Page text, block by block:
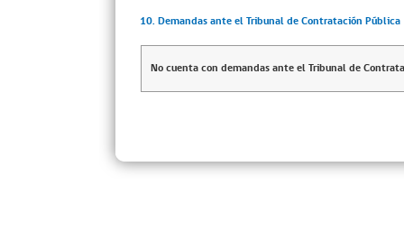
10. Demandas ante el Tribunal de Contratación Pública
No cuenta con demandas ante el Tribunal de